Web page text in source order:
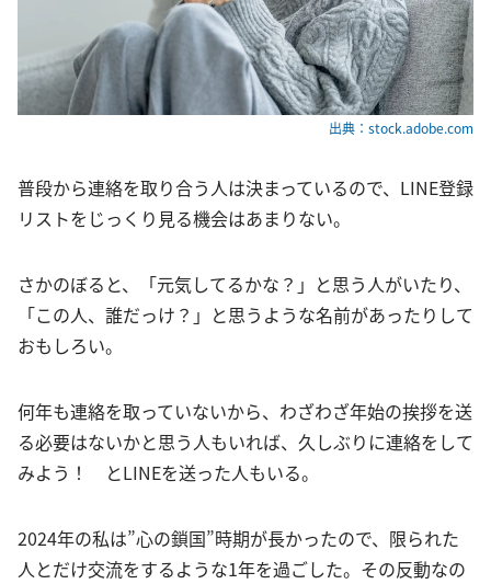
出典：stock.adobe.com
普段から連絡を取り合う人は決まっているので、LINE登録
リストをじっくり見る機会はあまりない。
さかのぼると、「元気してるかな？」と思う人がいたり、
「この人、誰だっけ？」と思うような名前があったりして
おもしろい。
何年も連絡を取っていないから、わざわざ年始の挨拶を送
る必要はないかと思う人もいれば、久しぶりに連絡をして
みよう！ とLINEを送った人もいる。
2024年の私は”心の鎖国”時期が長かったので、限られた
人とだけ交流をするような1年を過ごした。その反動なの